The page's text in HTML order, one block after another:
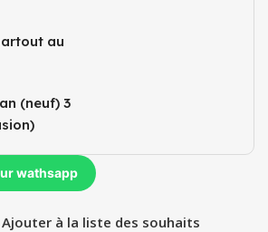
au
(neuf) 3
wathsapp
Ajouter à la liste des souhaits